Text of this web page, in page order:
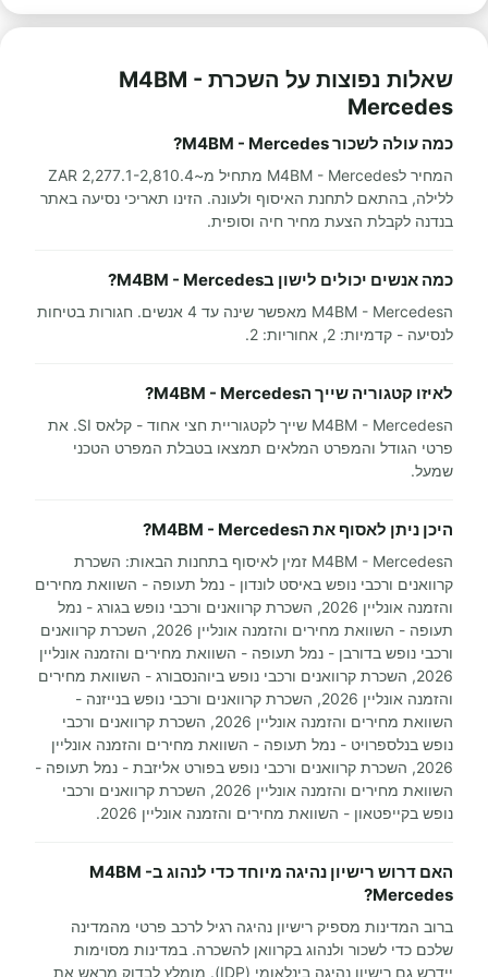
שאלות נפוצות על השכרת M4BM -
Mercedes
כמה עולה לשכור M4BM - Mercedes?
המחיר לM4BM - Mercedes מתחיל מ~2,277.1-2,810.4 ZAR
ללילה, בהתאם לתחנת האיסוף ולעונה. הזינו תאריכי נסיעה באתר
בנדנה לקבלת הצעת מחיר חיה וסופית.
כמה אנשים יכולים לישון בM4BM - Mercedes?
הM4BM - Mercedes מאפשר שינה עד 4 אנשים. חגורות בטיחות
לנסיעה - קדמיות: 2, אחוריות: 2.
לאיזו קטגוריה שייך הM4BM - Mercedes?
הM4BM - Mercedes שייך לקטגוריית חצי אחוד - קלאס SI. את
פרטי הגודל והמפרט המלאים תמצאו בטבלת המפרט הטכני
שמעל.
היכן ניתן לאסוף את הM4BM - Mercedes?
הM4BM - Mercedes זמין לאיסוף בתחנות הבאות: השכרת
קרוואנים ורכבי נופש באיסט לונדון - נמל תעופה - השוואת מחירים
והזמנה אונליין 2026, השכרת קרוואנים ורכבי נופש בגורג - נמל
תעופה - השוואת מחירים והזמנה אונליין 2026, השכרת קרוואנים
ורכבי נופש בדורבן - נמל תעופה - השוואת מחירים והזמנה אונליין
2026, השכרת קרוואנים ורכבי נופש ביוהנסבורג - השוואת מחירים
והזמנה אונליין 2026, השכרת קרוואנים ורכבי נופש בנייזנה -
השוואת מחירים והזמנה אונליין 2026, השכרת קרוואנים ורכבי
נופש בנלספרויט - נמל תעופה - השוואת מחירים והזמנה אונליין
2026, השכרת קרוואנים ורכבי נופש בפורט אליזבת - נמל תעופה -
השוואת מחירים והזמנה אונליין 2026, השכרת קרוואנים ורכבי
נופש בקייפטאון - השוואת מחירים והזמנה אונליין 2026.
האם דרוש רישיון נהיגה מיוחד כדי לנהוג בM4BM -
Mercedes?
ברוב המדינות מספיק רישיון נהיגה רגיל לרכב פרטי מהמדינה
שלכם כדי לשכור ולנהוג בקרוואן להשכרה. במדינות מסוימות
יידרש גם רישיון נהיגה בינלאומי (IDP). מומלץ לבדוק מראש את